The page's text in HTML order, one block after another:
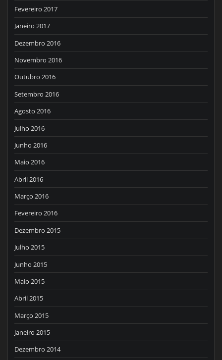
Fevereiro 2017
Janeiro 2017
Dezembro 2016
Novembro 2016
Outubro 2016
Setembro 2016
Agosto 2016
Julho 2016
Junho 2016
Maio 2016
Abril 2016
Março 2016
Fevereiro 2016
Dezembro 2015
Julho 2015
Junho 2015
Maio 2015
Abril 2015
Março 2015
Janeiro 2015
Dezembro 2014